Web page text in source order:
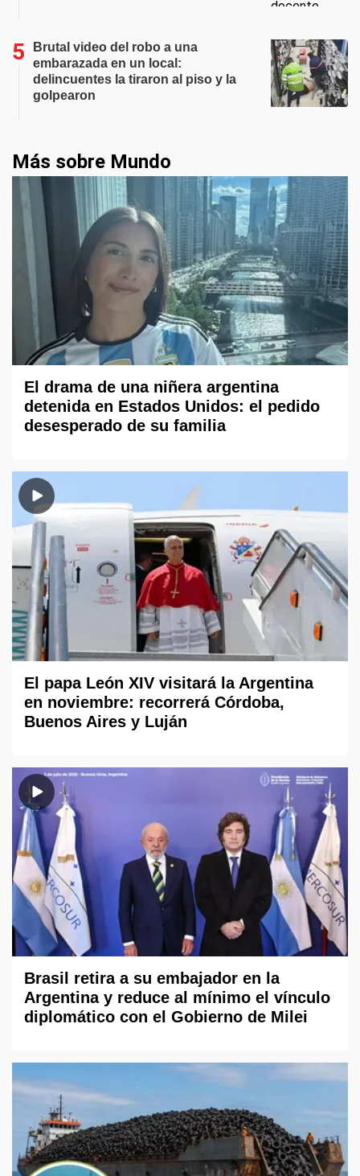
Brutal video del robo a una
embarazada en un local:
delincuentes la tiraron al piso y la
golpearon
Más sobre Mundo
El drama de una niñera argentina
detenida en Estados Unidos: el pedido
desesperado de su familia
El papa León XIV visitará la Argentina
en noviembre: recorrerá Córdoba,
Buenos Aires y Luján
Brasil retira a su embajador en la
Argentina y reduce al mínimo el vínculo
diplomático con el Gobierno de Milei